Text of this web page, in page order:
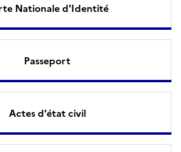
Nationale d'Identité
Passeport
Actes d'état civil